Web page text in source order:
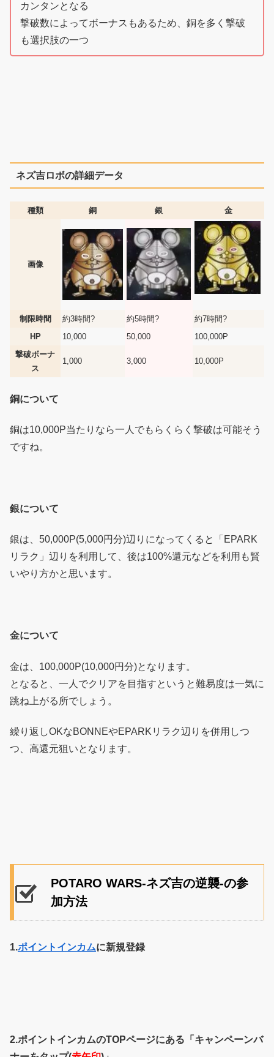
カンタンとなる
撃破数によってボーナスもあるため、銅を多く撃破
も選択肢の一つ
ネズ吉ロボの詳細データ
種類 銅 銀 金
画像
制限時間 約3時間? 約5時間?
約7時間?
HP
10,000 50,000
100,000P
撃破ボーナ
ス
1,000 3,000 10,000P
銅について
銅は10,000P当たりなら一人でもらくらく撃破は可能そう
ですね。
銀について
銀は、50,000P(5,000円分)辺りになってくると「EPARK
リラク」辺りを利用して、後は100%還元などを利用も賢
いやり方かと思います。
金について
金は、100,000P(10,000円分)となります。
となると、一人でクリアを目指すというと難易度は一気に
跳ね上がる所でしょう。
繰り返しOKなBONNEやEPARKリラク辺りを併用しつ
つ、高還元狙いとなります。
POTARO WARS-ネズ吉の逆襲-の参
加方法
1.ポイントインカムに新規登録
2.ポイントインカムのTOPページにある「キャンペーンバ